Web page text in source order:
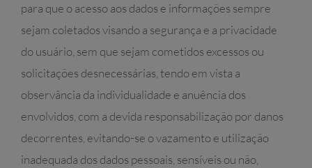
para que o acesso aos dados e informações sempre
sejam coletados visando a segurança e a privacidade
do usuário, sem que sejam cometidos excessos ou
solicitações desnecessárias, tendo em vista a
observância da individualidade e anuência dos
envolvidos, com a devida responsabilização por danos
decorrentes, evitando-se o vazamento e utilização
inadequada dos dados pessoais, sensíveis ou não,